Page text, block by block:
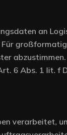
an
6 Abs. 1 lit. f
verarbeitet,